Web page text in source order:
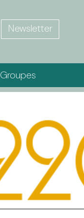
Newsletter
Groupes